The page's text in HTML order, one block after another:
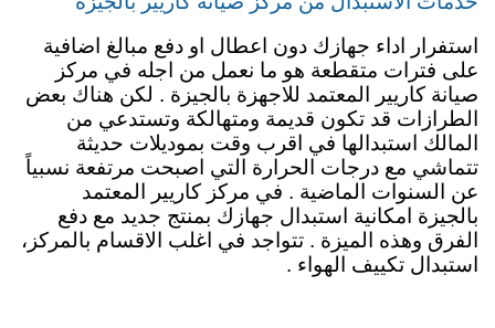
استفرار اداء جهازك دون اعطال او دفع مبالغ اضافية
على فترات متقطعة هو ما نعمل من اجله في مركز
صيانة كاريير المعتمد للاجهزة بالجيزة . لكن هناك بعض
الطرازات قد تكون قديمة ومتهالكة وتستدعي من
المالك استبدالها في اقرب وقت بموديلات حديثة
تتماشي مع درجات الحرارة التي اصبحت مرتفعة نسبياً
عن السنوات الماضية . في مركز كاريير المعتمد
بالجيزة امكانية استبدال جهازك بمنتج جديد مع دفع
الفرق وهذه الميزة . تتواجد في اغلب الاقسام بالمركز،
استبدال تكييف الهواء .